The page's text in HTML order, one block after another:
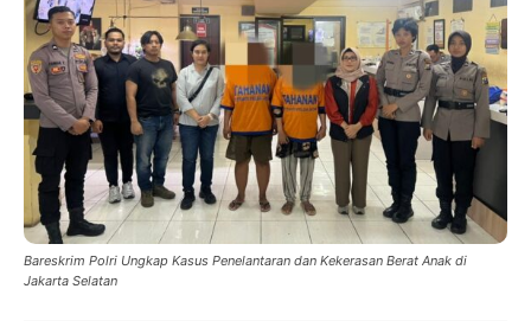
Bareskrim Polri Ungkap Kasus Penelantaran dan Kekerasan Berat Anak di
Jakarta Selatan